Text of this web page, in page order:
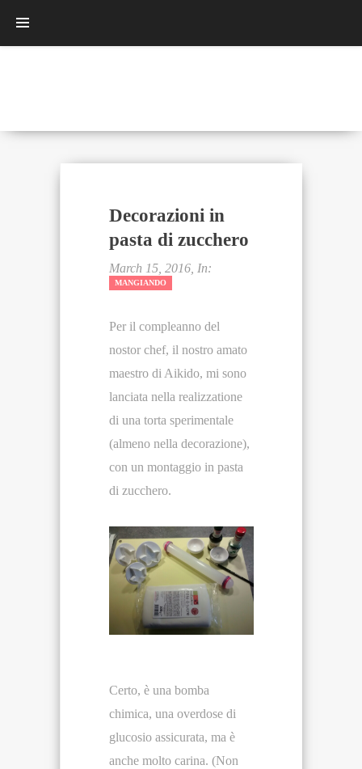
Decorazioni in
pasta di zucchero
March 15, 2016, In:
MANGIANDO
Per il compleanno del
nostor chef, il nostro amato
maestro di Aikido, mi sono
lanciata nella realizzatione
di una torta sperimentale
(almeno nella decorazione),
con un montaggio in pasta
di zucchero.
Certo, è una bomba
chimica, una overdose di
glucosio assicurata, ma è
anche molto carina. (Non